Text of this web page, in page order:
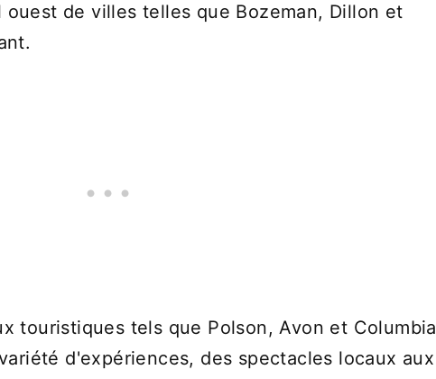
de villes telles que Bozeman, Dillon et
touristiques tels que Polson, Avon et Columbia
d'expériences, des spectacles locaux aux